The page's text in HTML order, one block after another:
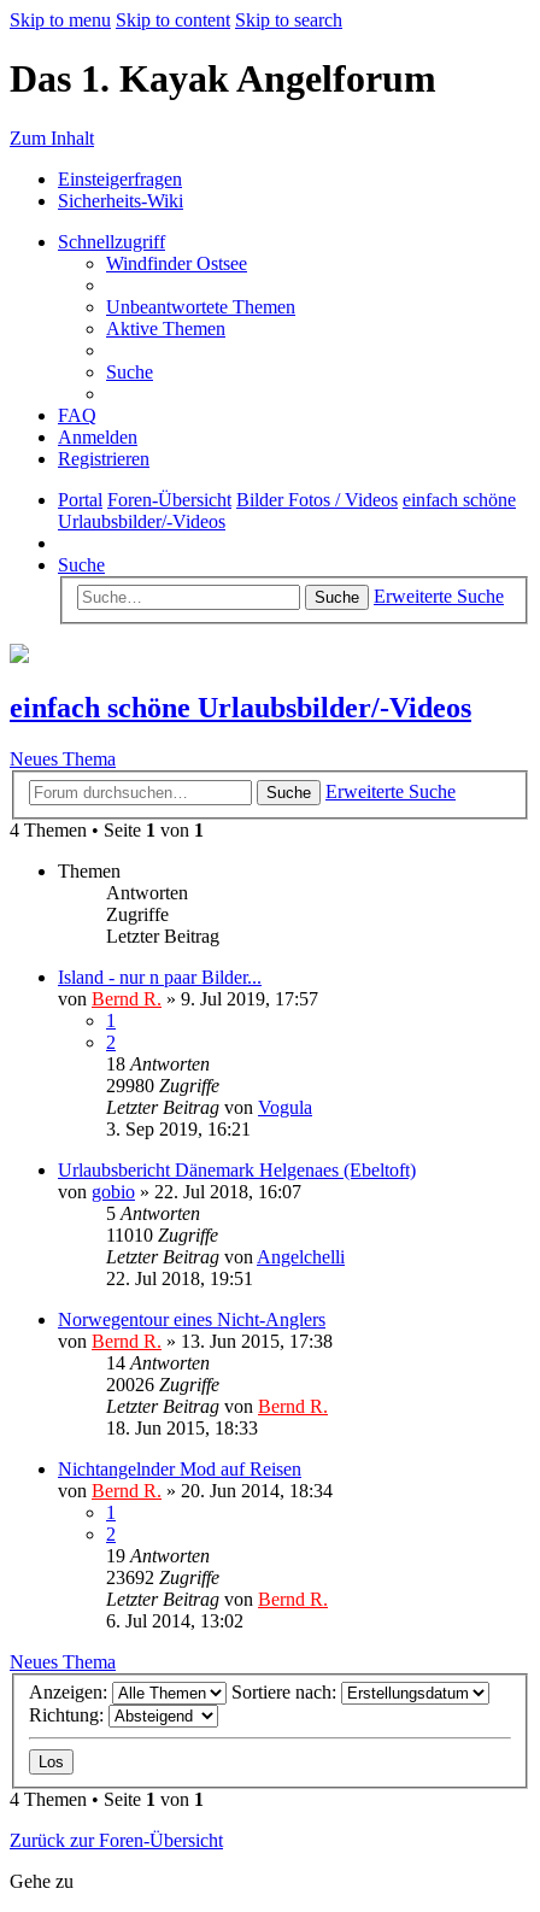
Skip to menu Skip to content Skip to search
Das 1. Kayak Angelforum
Zum Inhalt
Einsteigerfragen
Sicherheits-Wiki
Schnellzugriff
Windfinder Ostsee
Unbeantwortete Themen
Aktive Themen
Suche
FAQ
Anmelden
Registrieren
Portal Foren-Übersicht BilderFotos / Videos einfach schöne
Urlaubsbilder/-Videos
Suche
Suche Erweiterte Suche
einfach schöne Urlaubsbilder/-Videos
Neues Thema
Suche
Erweiterte Suche
4 Themen • Seite 1 von 1
Themen
Antworten
Zugriffe
Letzter Beitrag
Island - nur n paar Bilder...
von Bernd R. » 9. Jul 2019, 17:57
1
2
18 Antworten
29980 Zugriffe
Letzter Beitrag von Vogula
3. Sep 2019, 16:21
Urlaubsbericht Dänemark Helgenaes (Ebeltoft)
von gobio » 22. Jul 2018, 16:07
5 Antworten
11010 Zugriffe
Letzter Beitrag von Angelchelli
22. Jul 2018, 19:51
Norwegentour eines Nicht-Anglers
von Bernd R. » 13. Jun 2015, 17:38
14 Antworten
20026 Zugriffe
Letzter Beitrag von Bernd R.
18. Jun 2015, 18:33
Nichtangelnder Mod auf Reisen
von Bernd R. » 20. Jun 2014, 18:34
1
2
19 Antworten
23692 Zugriffe
Letzter Beitrag von Bernd R.
6. Jul 2014, 13:02
Neues Thema
Anzeigen:
Sortiere nach:
Richtung:
4 Themen • Seite 1 von 1
Zurück zur Foren-Übersicht
Gehe zu